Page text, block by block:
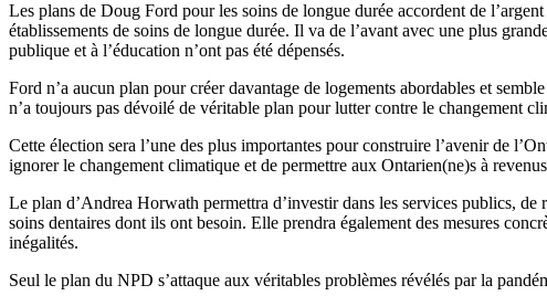
Les plans de Doug Ford pour les soins de longue durée accordent de
établissements de soins de longue durée. Il va de l’avant avec une plus
publique et à l’éducation n’ont pas été dépensés.
Ford n’a aucun plan pour créer davantage de logements abordables et
n’a toujours pas dévoilé de véritable plan pour lutter contre le changement
Cette élection sera l’une des plus importantes pour construire l’avenir de
ignorer le changement climatique et de permettre aux Ontarien(ne)s à
Le plan d’Andrea Horwath permettra d’investir dans les services publics,
soins dentaires dont ils ont besoin. Elle prendra également des mesures
inégalités.
Seul le plan du NPD s’attaque aux véritables problèmes révélés par la